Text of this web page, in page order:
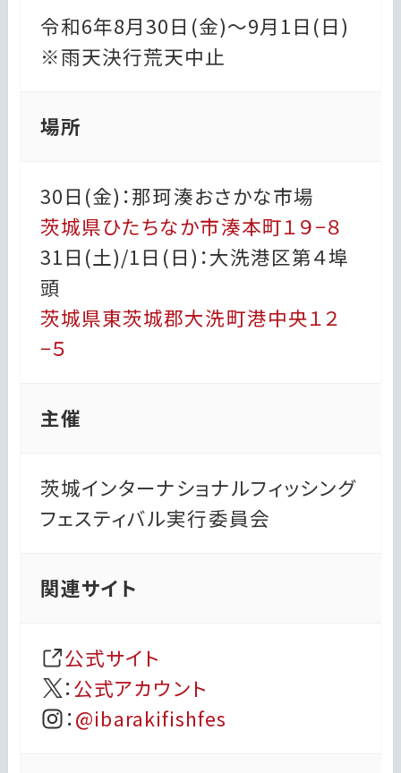
令和6年8月30日(金)〜9月1日(日)
※雨天決行荒天中止
場所
30日(金)：那珂湊おさかな市場
茨城県ひたちなか市湊本町１９−８
31日(土)/1日(日)：大洗港区第４埠
頭
茨城県東茨城郡大洗町港中央１２
−５
主催
茨城インターナショナルフィッシング
フェスティバル実行委員会
関連サイト
公式サイト
：公式アカウント
：@ibarakifishfes